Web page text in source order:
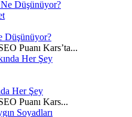
Düşünüyor?
Puanı Kars’ta...
Her Şey
Puanı Kars...